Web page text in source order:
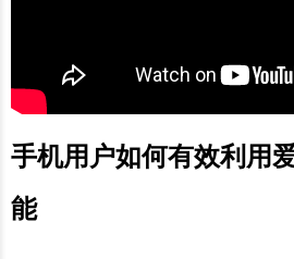
手机用户如何有效利用
能